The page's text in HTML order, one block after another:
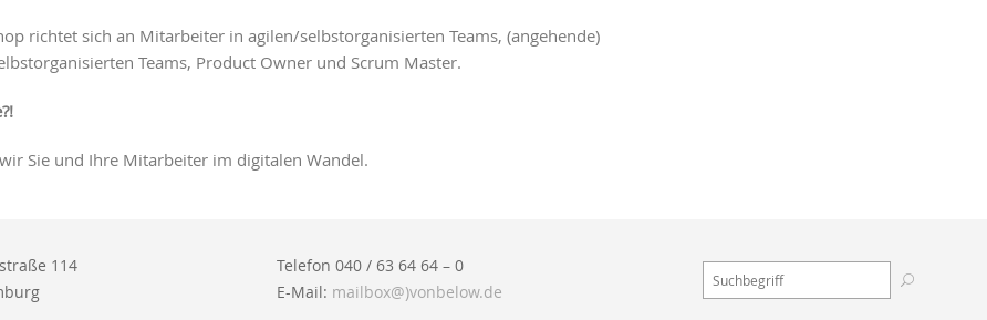
richtet sich an Mitarbeiter in agilen/selbstorganisierten Teams, (angehende)
Teams, Product Owner und Scrum Master.
Sie und Ihre Mitarbeiter im digitalen Wandel.
114
Telefon 040 / 63 64 64 – 0
E-Mail: mailbox@)vonbelow.de